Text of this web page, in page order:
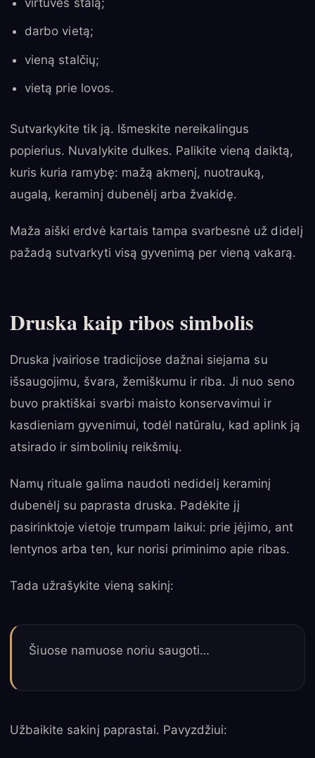
darbo vietą;
vieną stalčių;
vietą prie lovos.
Sutvarkykite tik ją. Išmeskite nereikalingus
popierius. Nuvalykite dulkes. Palikite vieną daiktą,
kuris kuria ramybę: mažą akmenį, nuotrauką,
augalą, keraminį dubenėlį arba žvakidę.
Maža aiški erdvė kartais tampa svarbesnė už didelį
pažadą sutvarkyti visą gyvenimą per vieną vakarą.
Druska kaip ribos simbolis
Druska įvairiose tradicijose dažnai siejama su
išsaugojimu, švara, žemiškumu ir riba. Ji nuo seno
buvo praktiškai svarbi maisto konservavimui ir
kasdieniam gyvenimui, todėl natūralu, kad aplink ją
atsirado ir simbolinių reikšmių.
Namų rituale galima naudoti nedidelį keraminį
dubenėlį su paprasta druska. Padėkite jį
pasirinktoje vietoje trumpam laikui: prie įėjimo, ant
lentynos arba ten, kur norisi priminimo apie ribas.
Tada užrašykite vieną sakinį:
Šiuose namuose noriu saugoti…
Užbaikite sakinį paprastai. Pavyzdžiui: